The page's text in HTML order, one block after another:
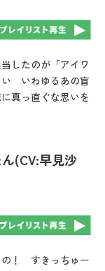
したのが「アイワ
い いわゆるあの盲
真っ直ぐな思いを
(CV:早見沙
の！ すきっちゅー